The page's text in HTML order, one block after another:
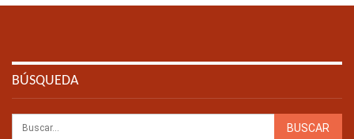
BÚSQUEDA